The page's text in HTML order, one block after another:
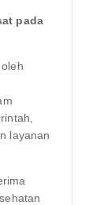
pada
layanan